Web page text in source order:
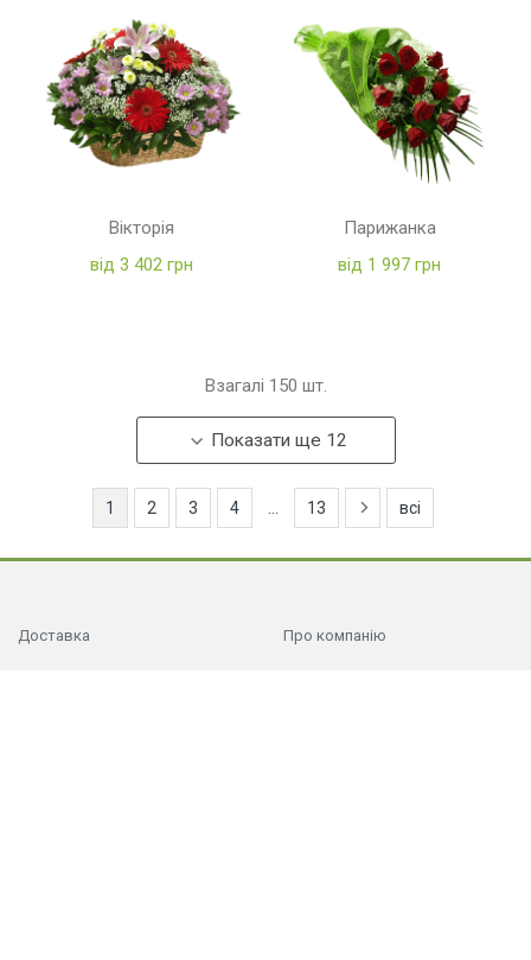
Вікторія
від 3 402 грн
Парижанка
від 1 997 грн
Взагалі 150 шт.
Показати ще 12
1 2 3 4 13 всі
Доставка Про компанію